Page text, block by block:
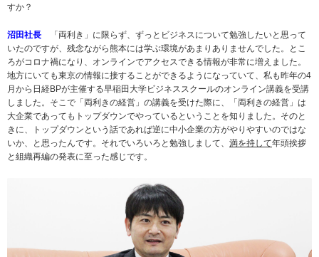
すか？
沼田社長 「両利き」に限らず、ずっとビジネスについて勉強したいと思って
いたのですが、残念ながら熊本には学ぶ環境があまりありませんでした。とこ
ろがコロナ禍になり、オンラインでアクセスできる情報が非常に増えました。
地方にいても東京の情報に接することができるようになっていて、私も昨年の4
月から日経BPが主催する早稲田大学ビジネススクールのオンライン講義を受講
しました。そこで「両利きの経営」の講義を受けた際に、「両利きの経営」は
大企業であってもトップダウンでやっているということを知りました。そのと
きに、トップダウンという話であれば逆に中小企業の方がやりやすいのではな
いか、と思ったんです。それでいろいろと勉強しまして、 満を持して年頭挨拶
と組織再編の発表に至った感じです。